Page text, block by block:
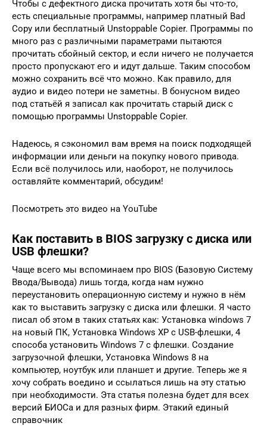
Чтобы с дефектного диска прочитать хотя бы что-то,
есть специальные программы, например платный Bad
Copy или бесплатный Unstoppable Copier. Программы по
много раз с различными параметрами пытаются
прочитать сбойный сектор, и если ничего не получается
просто пропускают его и идут дальше. Таким способом
можно сохранить всё что можно. Как правило, для
аудио и видео потери не заметны. В бонусном видео
под статьёй я записал как прочитать старый диск с
помощью программы Unstoppable Copier.
Надеюсь, я сэкономил вам время на поиск подходящей
информации или деньги на покупку нового привода.
Если всё получилось или, наоборот, не получилось
оставляйте комментарий, обсудим!
Посмотреть это видео на YouTube
Как поставить в BIOS загрузку с диска или
USB флешки?
Чаще всего мы вспоминаем про BIOS (Базовую Систему
Ввода/Вывода) лишь тогда, когда нам нужно
переустановить операционную систему и нужно в нём
как то выставить загрузку с диска или флешки. Я часто
писал об этом в таких статьях как: Установка windows 7
на новый ПК, Установка Windows XP с USB-флешки, 4
способа установить Windows 7 с флешки. Создание
загрузочной флешки, Установка Windows 8 на
компьютер, ноутбук или планшет и другие. Теперь же я
хочу собрать воедино и ссылаться лишь на эту статью
при необходимости. Эта статья полезна будет для всех
версий БИОСа и для разных фирм. Этакий единый
справочник